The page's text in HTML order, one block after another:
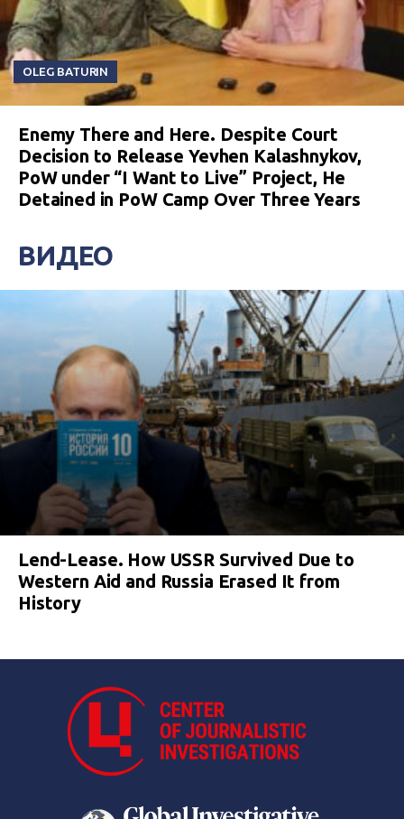
OLEG BATURIN
Enemy There and Here. Despite Court
Decision to Release Yevhen Kalashnykov,
PoW under “I Want to Live” Project, He
Detained in PoW Camp Over Three Years
ВИДЕО
Lend-Lease. How USSR Survived Due to
Western Aid and Russia Erased It from
History